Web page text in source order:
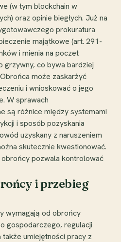
(w tym blockchain w
oraz opinie biegłych. Już na
prokuratura
majątkowe (art. 291-
i mienia na poczet
grzywny, co bywa bardziej
może zaskarżyć
i wnioskować o jego
W sprawach
są różnice między systemami
i sposób pozyskania
uzyskany z naruszeniem
skutecznie kwestionować.
pozwala kontrolować
i przebieg
wymagają od obrońcy
gospodarczego, regulacji
umiejętności pracy z